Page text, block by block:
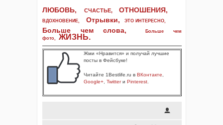
ЛЮБОВЬ, СЧАСТЬЕ, ОТНОШЕНИЯ,
ВДОХНОВЕНИЕ, Отрывки, ЭТО ИНТЕРЕСНО,
Больше чем слова,
Больше чем
фото, ЖИЗНЬ.
Жми «Нравится» и получай лучшие
посты в Фейсбуке!
Читайте 1Bestlife.ru в ВКонтакте
Google+ Twitterи Pinterest